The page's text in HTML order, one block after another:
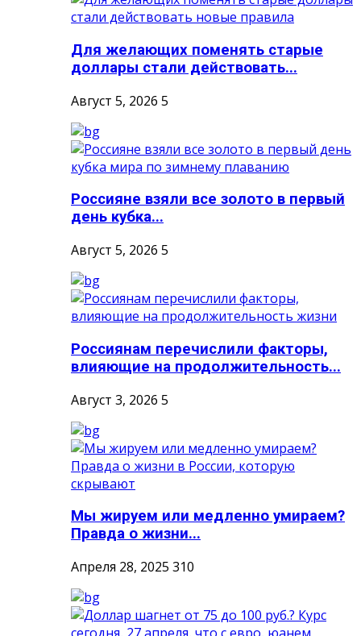
Для желающих поменять старые
доллары стали действовать...
Август 5, 2026 5
Россияне взяли все золото в первый
день кубка...
Август 5, 2026 5
Россиянам перечислили факторы,
влияющие на продолжительность...
Август 3, 2026 5
Мы жируем или медленно умираем?
Правда о жизни...
Апреля 28, 2025 310